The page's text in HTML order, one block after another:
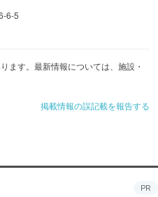
6-5
ます。最新情報については、施設・
掲載情報の誤記載を報告する
PR